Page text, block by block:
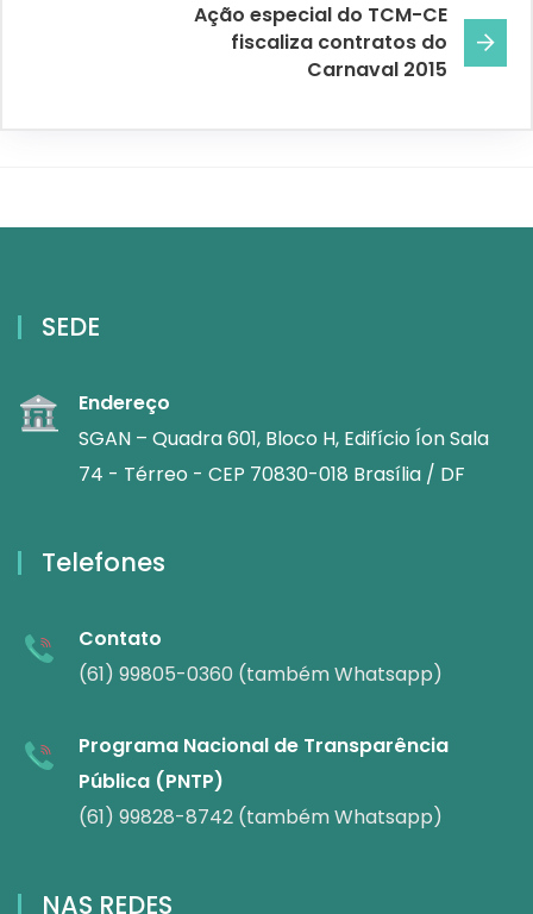
Ação especial do TCM-CE
fiscaliza contratos do
Carnaval 2015
SEDE
Endereço
SGAN – Quadra 601, Bloco H, Edifício Íon Sala
74 - Térreo - CEP 70830-018 Brasília / DF
Telefones
Contato
(61) 99805-0360 (também Whatsapp)
Programa Nacional de Transparência
Pública (PNTP)
(61) 99828-8742 (também Whatsapp)
NAS REDES